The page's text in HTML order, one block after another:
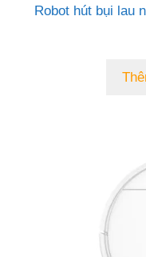
Robot hút bụi lau